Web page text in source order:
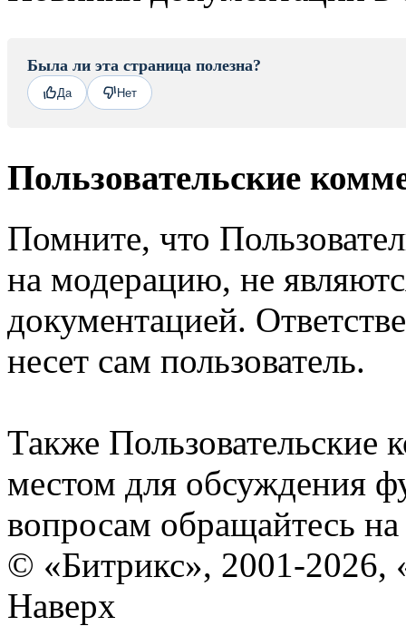
Была ли эта страница полезна?
Да Нет
Пользовательские
Помните, что
на модерацию, не
документацией.
несет сам пользователь.
Также Пользовательские
местом для обсуждения
вопросам обращайтесь
© «Битрикс», 2001-2026,
Наверх